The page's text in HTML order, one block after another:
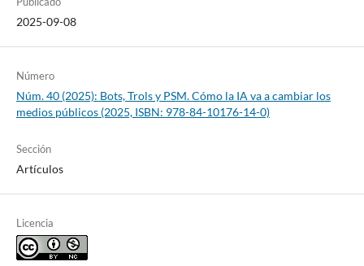
2025-09-08
Número
Núm. 40 (2025): Bots, Trols y PSM. Cómo la IA va a cambiar los
medios públicos (2025, ISBN: 978-84-10176-14-0)
Sección
Artículos
Licencia